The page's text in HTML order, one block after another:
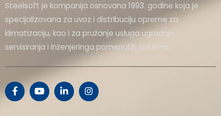
Steelsoft je kompanija osnovana 1993. godine koja je
specijalizovana za uvoz i distribuciju opreme za
klimatizaciju, kao i za pružanje usluga ugradnje,
servisiranja i inženjeringa pomenutih sistema.